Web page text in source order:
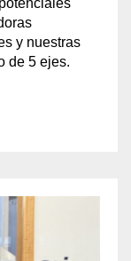
y nuestras
de 5 ejes.